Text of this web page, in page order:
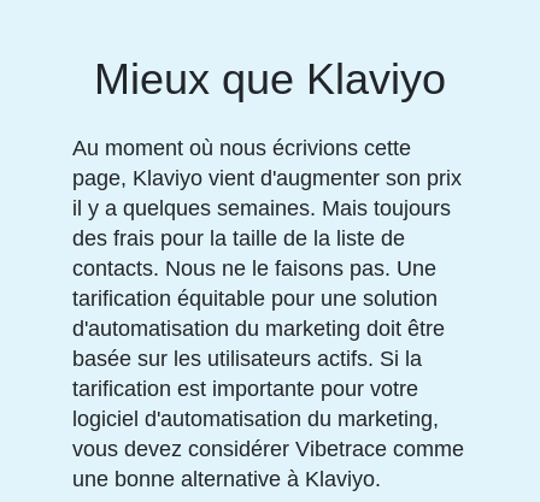
Mieux que Klaviyo
Au moment où nous écrivions cette
page, Klaviyo vient d'augmenter son prix
il y a quelques semaines. Mais toujours
des frais pour la taille de la liste de
contacts. Nous ne le faisons pas. Une
tarification équitable pour une solution
d'automatisation du marketing doit être
basée sur les utilisateurs actifs. Si la
tarification est importante pour votre
logiciel d'automatisation du marketing,
vous devez considérer Vibetrace comme
une bonne alternative à Klaviyo.